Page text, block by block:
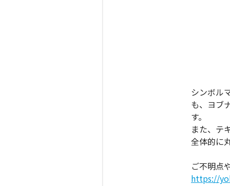
シンボル
も、ヨブ
す。
また、テ
全体的に
ご不明点
https://